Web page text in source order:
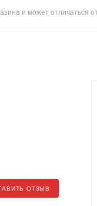
и может отличаться
ОТЗЫВ